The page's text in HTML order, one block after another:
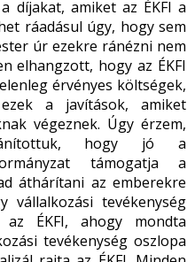
díjakat, amiket az ÉKFI a
ráadásul úgy, hogy sem
úr ezekre ránézni nem
elhangzott, hogy az ÉKFI
érvényes költségek,
a javítások, amiket
végeznek. Úgy érzem,
hogy jó a
támogatja a
áthárítani az emberekre
tevékenység
ÉKFI, ahogy mondta
tevékenység oszlopa